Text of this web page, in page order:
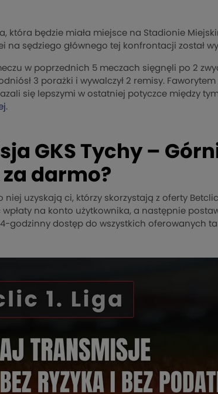
która będzie miała miejsce na Stadionie
na sędziego głównego tej konfrontacji został
w poprzednich 5 meczach sięgnęli po 2
3 porażki i wywalczył 2 remisy.
się lepszymi w ostatniej potyczce między
.
GKS Tychy –
darmo?
niej uzyskają ci, którzy skorzystają z oferty
na konto użytkownika, a następnie
godzinny dostęp do wszystkich oferowanych